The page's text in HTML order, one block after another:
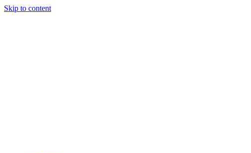
Skip to content